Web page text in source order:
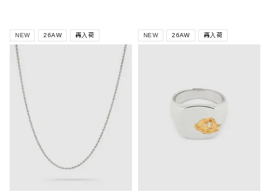
NEW 26AW 再入荷 NEW 26AW 再入荷